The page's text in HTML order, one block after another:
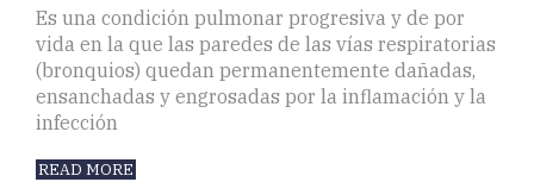
Es una condición pulmonar progresiva y de por
vida en la que las paredes de las vías respiratorias
(bronquios) quedan permanentemente dañadas,
ensanchadas y engrosadas por la inflamación y la
infección
READ MORE